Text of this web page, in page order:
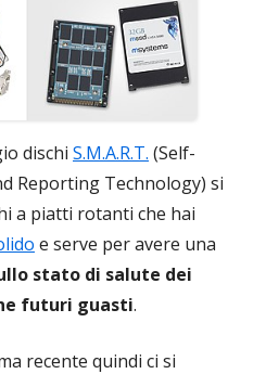
dischi S.M.A.R.T. (Self-
Reporting Technology) si
a piatti rotanti che hai
e serve per avere una
stato di salute dei
futuri guasti.
recente quindi ci si